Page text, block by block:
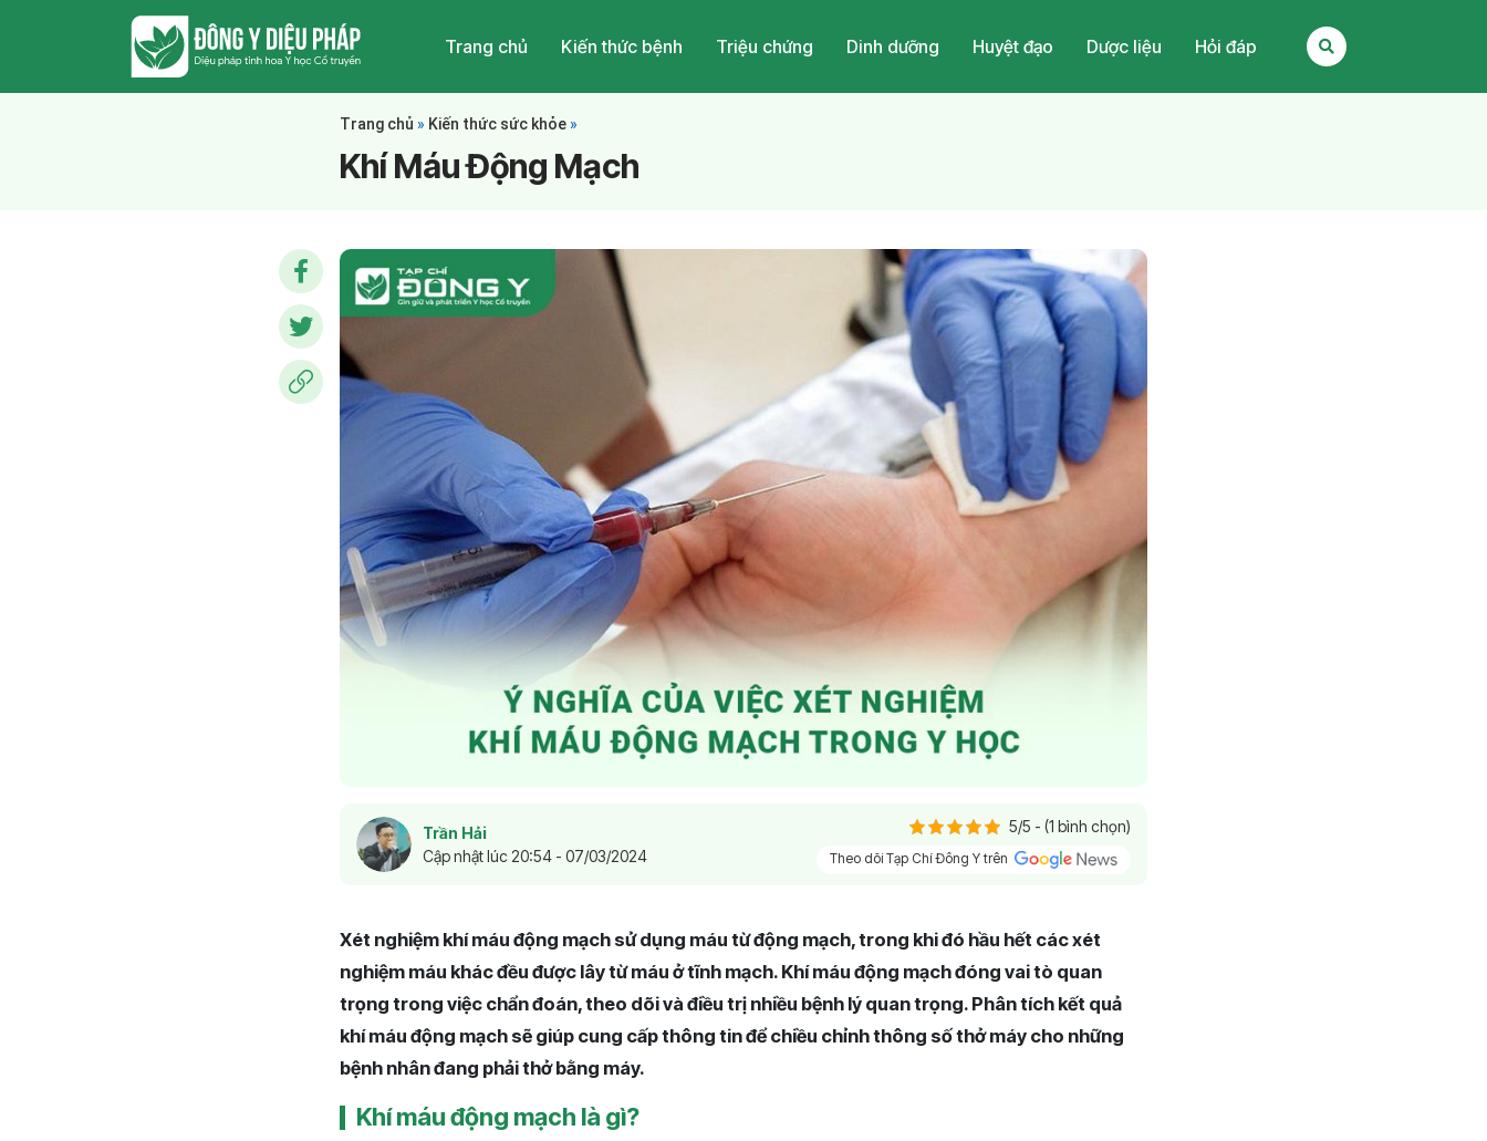
Trang chủ Kiến thức bệnh Triệu chứng Dinh dưỡng Huyệt đạo Dược liệu Hỏi đáp
Trang chủ » Kiến thức sức khỏe »
Khí Máu Động Mạch
Trần Hải
Cập nhật lúc 20:54 - 07/03/2024
5/5 - (1 bình chọn)
Theo dõi Tạp Chí Đông Y trên
Xét nghiệm khí máu động mạch sử dụng máu từ động mạch, trong khi đó hầu hết các xét
nghiệm máu khác đều được lây từ máu ở tĩnh mạch. Khí máu động mạch đóng vai tò quan
trọng trong việc chẩn đoán, theo dõi và điều trị nhiều bệnh lý quan trọng. Phân tích kết quả
khí máu động mạch sẽ giúp cung cấp thông tin để chiều chỉnh thông số thở máy cho những
bệnh nhân đang phải thở bằng máy.
Khí máu động mạch là gì?